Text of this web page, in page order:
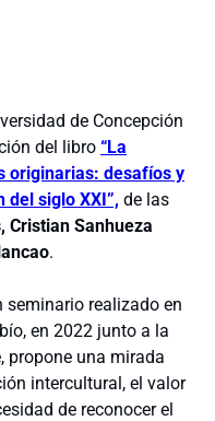
de Concepción
del libro “La
originarias: desafíos y
del siglo XXI”, de las
Cristian Sanhueza
.
seminario realizado en
en 2022 junto a la
propone una mirada
intercultural, el valor
de reconocer el